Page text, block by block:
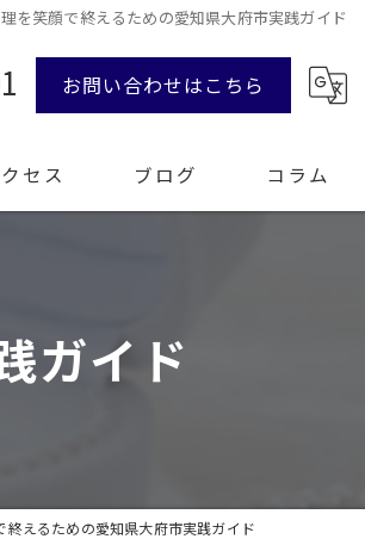
を笑顔で終えるための愛知県大府市実践ガイド
お問い合わせはこちら
セス ブログ コラム
ガイド
終えるための愛知県大府市実践ガイド